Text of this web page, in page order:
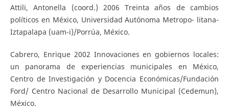
Attili, Antonella (coord.) 2006 Treinta años de cambios
políticos en México, Universidad Autónoma Metropo- litana-
Iztapalapa (uam-i)/Porrúa, México.
Cabrero, Enrique 2002 Innovaciones en gobiernos locales:
un panorama de experiencias municipales en México,
Centro de Investigación y Docencia Económicas/Fundación
Ford/ Centro Nacional de Desarrollo Municipal (Cedemun),
México.